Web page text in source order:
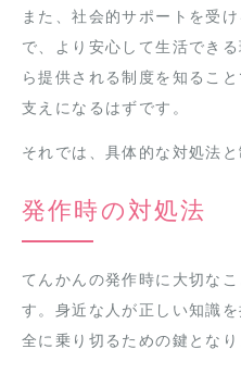
また、社会的サポートを受
で、より安心して生活でき
ら提供される制度を知るこ
支えになるはずです。
それでは、具体的な対処法
発作時の対処法
てんかんの発作時に大切な
す。身近な人が正しい知識
全に乗り切るための鍵となり